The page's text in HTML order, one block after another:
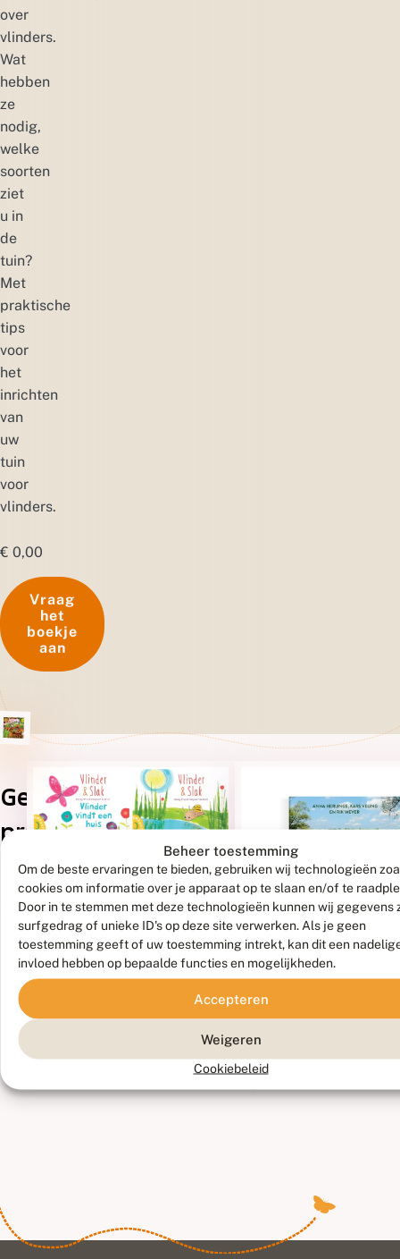
Beheer toestemming
Om de beste ervaringen te bieden, gebruiken wij technologieën
cookies om informatie over je apparaat op te slaan en/of te
Door in te stemmen met deze technologieën kunnen wij gegevens
surfgedrag of unieke ID's op deze site verwerken. Als je geen
toestemming geeft of uw toestemming intrekt, kan dit een
invloed hebben op bepaalde functies en mogelijkheden.
Accepteren
Weigeren
Cookiebeleid
over
vlinders.
Wat
hebben
ze
nodig,
welke
soorten
ziet
u in
de
tuin?
Met
praktische
tips
voor
het
inrichten
van
uw
tuin
voor
vlinders.
€ 0,00
Vraag
het
boekje
aan
Gerelateerde
producten
€ 21,95
Vlinder &
Slak
Een vrolijk
ontmoetboek
slakkenkracht.
helpen, tot rust
te komen bij
Bestel
€ 24,25
vlinders en
libellen
vlinders en
in Nederland.
Van de duinen in
het westen tot